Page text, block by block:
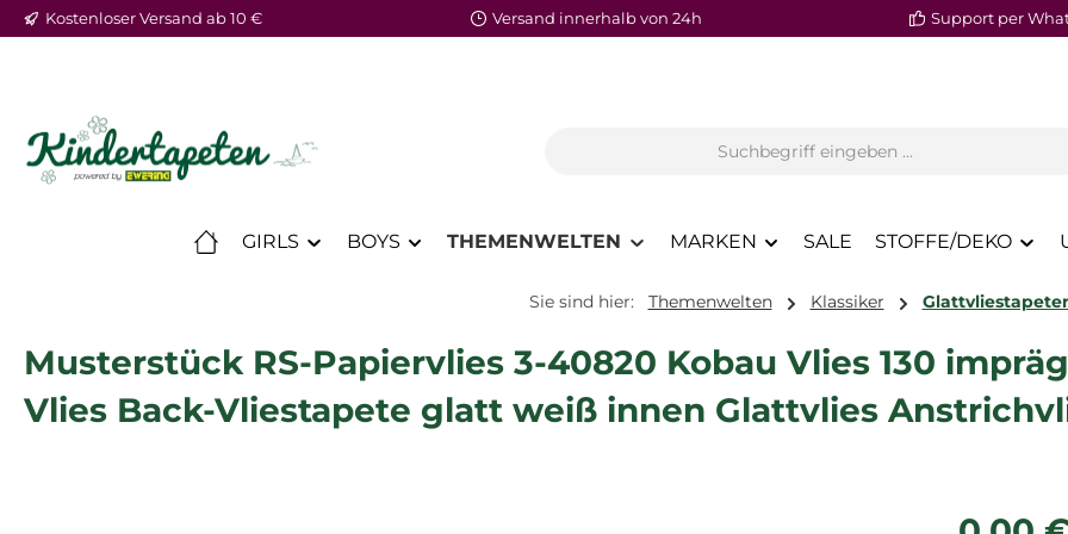
Hauptinhalt springen
Zur Suche springen
Zur Hauptnavigation springen
Kostenloser Versand ab 10 € Versand innerhalb von 24h Support per
GIRLS BOYS THEMENWELTEN MARKEN SALE STOFFE/DEKO
Sie sind hier: Themenwelten Klassiker
Musterstück RS-Papiervlies 3-40820 Kobau Vlies 130
Vlies Back-Vliestapete glatt weiß innen Glattvlies
Regulärer